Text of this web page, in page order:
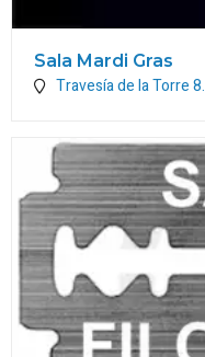
Sala Mardi Gras
Travesía de la Torre 8.